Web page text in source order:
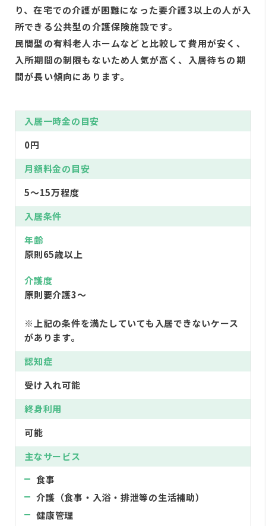
り、在宅での介護が困難になった要介護3以上の人が入
所できる公共型の介護保険施設です。
民間型の有料老人ホームなどと比較して費用が安く、
入所期間の制限もないため人気が高く、入居待ちの期
間が長い傾向にあります。
入居一時金の目安
0円
月額料金の目安
5〜15万程度
入居条件
年齢
原則65歳以上
介護度
原則要介護3〜
※上記の条件を満たしていても入居できないケース
があります。
認知症
受け入れ可能
終身利用
可能
主なサービス
食事
介護（食事・入浴・排泄等の生活補助）
健康管理